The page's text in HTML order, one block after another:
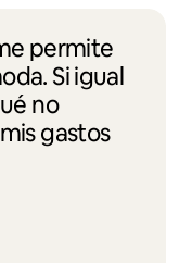
permite
Si igual
no
gastos